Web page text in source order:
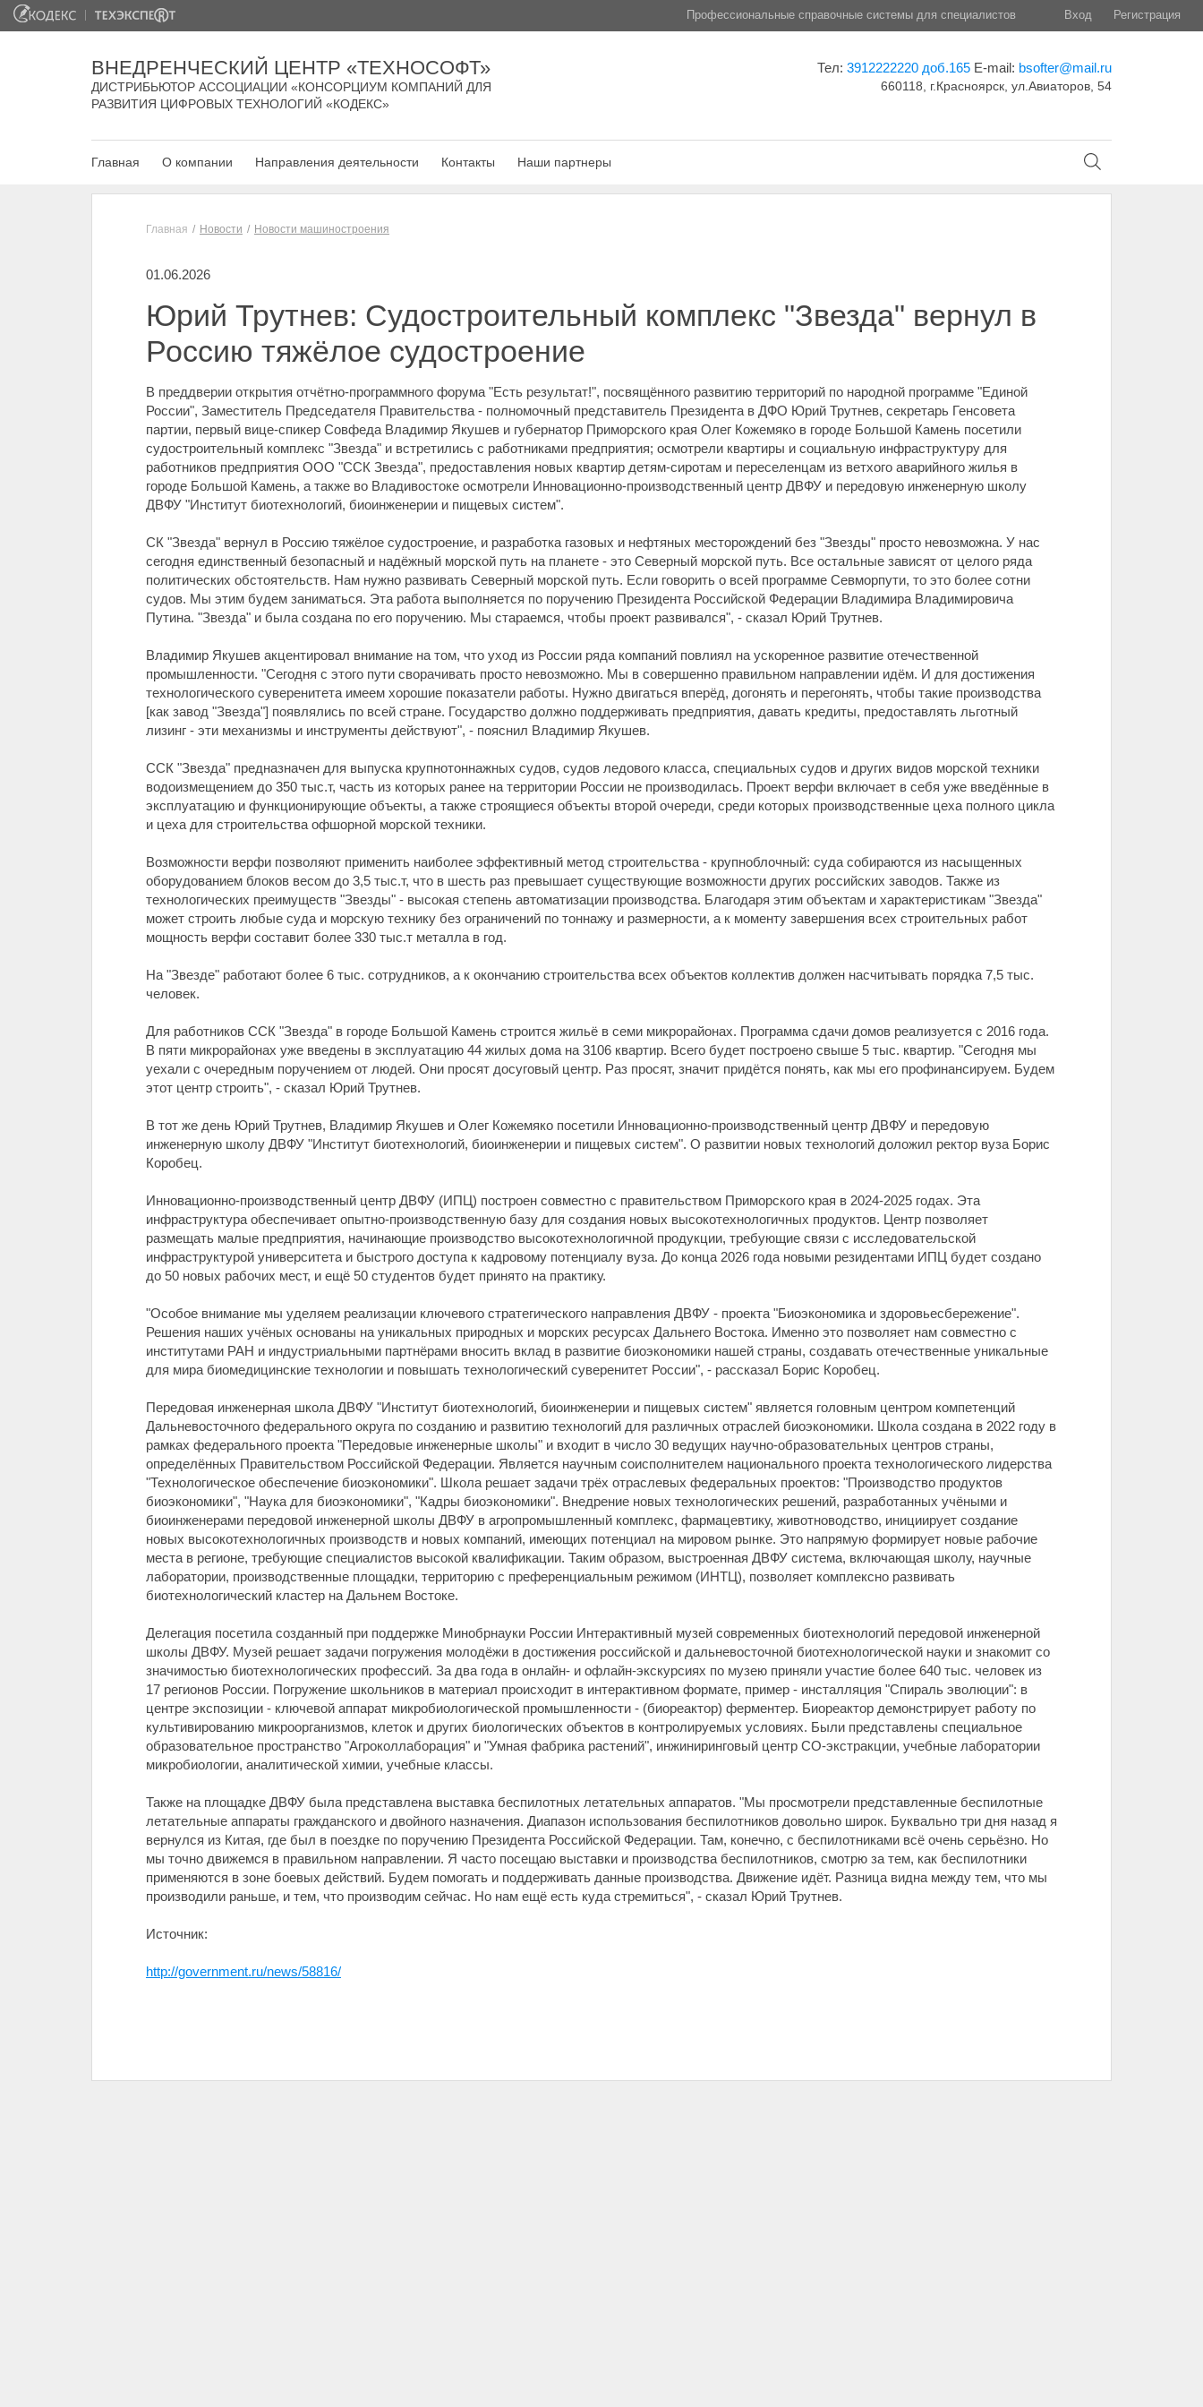
Профессиональные справочные системы для специалистов Вход Регистрация
ВНЕДРЕНЧЕСКИЙ ЦЕНТР «ТЕХНОСОФТ»
ДИСТРИБЬЮТОР АССОЦИАЦИИ «КОНСОРЦИУМ КОМПАНИЙ ДЛЯ
РАЗВИТИЯ ЦИФРОВЫХ ТЕХНОЛОГИЙ «КОДЕКС»
Тел: 3912222220 доб.165 E-mail: bsofter@mail.ru
660118, г.Красноярск, ул.Авиаторов, 54
Главная О компании Направления деятельности Контакты Наши партнеры
Главная Новости Новости машиностроения
01.06.2026
Юрий Трутнев: Судостроительный комплекс "Звезда" вернул в
Россию тяжёлое судостроение
В преддверии открытия отчётно-программного форума "Есть результат!", посвящённого развитию территорий по народной программе "Единой
России", Заместитель Председателя Правительства - полномочный представитель Президента в ДФО Юрий Трутнев, секретарь Генсовета
партии, первый вице-спикер Совфеда Владимир Якушев и губернатор Приморского края Олег Кожемяко в городе Большой Камень посетили
судостроительный комплекс "Звезда" и встретились с работниками предприятия; осмотрели квартиры и социальную инфраструктуру для
работников предприятия ООО "ССК Звезда", предоставления новых квартир детям-сиротам и переселенцам из ветхого аварийного жилья в
городе Большой Камень, а также во Владивостоке осмотрели Инновационно-производственный центр ДВФУ и передовую инженерную школу
ДВФУ "Институт биотехнологий, биоинженерии и пищевых систем".
СК "Звезда" вернул в Россию тяжёлое судостроение, и разработка газовых и нефтяных месторождений без "Звезды" просто невозможна. У нас
сегодня единственный безопасный и надёжный морской путь на планете - это Северный морской путь. Все остальные зависят от целого ряда
политических обстоятельств. Нам нужно развивать Северный морской путь. Если говорить о всей программе Севморпути, то это более сотни
судов. Мы этим будем заниматься. Эта работа выполняется по поручению Президента Российской Федерации Владимира Владимировича
Путина. "Звезда" и была создана по его поручению. Мы стараемся, чтобы проект развивался", - сказал Юрий Трутнев.
Владимир Якушев акцентировал внимание на том, что уход из России ряда компаний повлиял на ускоренное развитие отечественной
промышленности. "Сегодня с этого пути сворачивать просто невозможно. Мы в совершенно правильном направлении идём. И для достижения
технологического суверенитета имеем хорошие показатели работы. Нужно двигаться вперёд, догонять и перегонять, чтобы такие производства
[как завод "Звезда"] появлялись по всей стране. Государство должно поддерживать предприятия, давать кредиты, предоставлять льготный
лизинг - эти механизмы и инструменты действуют", - пояснил Владимир Якушев.
ССК "Звезда" предназначен для выпуска крупнотоннажных судов, судов ледового класса, специальных судов и других видов морской техники
водоизмещением до 350 тыс.т, часть из которых ранее на территории России не производилась. Проект верфи включает в себя уже введённые в
эксплуатацию и функционирующие объекты, а также строящиеся объекты второй очереди, среди которых производственные цеха полного цикла
и цеха для строительства офшорной морской техники.
Возможности верфи позволяют применить наиболее эффективный метод строительства - крупноблочный: суда собираются из насыщенных
оборудованием блоков весом до 3,5 тыс.т, что в шесть раз превышает существующие возможности других российских заводов. Также из
технологических преимуществ "Звезды" - высокая степень автоматизации производства. Благодаря этим объектам и характеристикам "Звезда"
может строить любые суда и морскую технику без ограничений по тоннажу и размерности, а к моменту завершения всех строительных работ
мощность верфи составит более 330 тыс.т металла в год.
На "Звезде" работают более 6 тыс. сотрудников, а к окончанию строительства всех объектов коллектив должен насчитывать порядка 7,5 тыс.
человек.
Для работников ССК "Звезда" в городе Большой Камень строится жильё в семи микрорайонах. Программа сдачи домов реализуется с 2016 года.
В пяти микрорайонах уже введены в эксплуатацию 44 жилых дома на 3106 квартир. Всего будет построено свыше 5 тыс. квартир. "Сегодня мы
уехали с очередным поручением от людей. Они просят досуговый центр. Раз просят, значит придётся понять, как мы его профинансируем. Будем
этот центр строить", - сказал Юрий Трутнев.
В тот же день Юрий Трутнев, Владимир Якушев и Олег Кожемяко посетили Инновационно-производственный центр ДВФУ и передовую
инженерную школу ДВФУ "Институт биотехнологий, биоинженерии и пищевых систем". О развитии новых технологий доложил ректор вуза Борис
Коробец.
Инновационно-производственный центр ДВФУ (ИПЦ) построен совместно с правительством Приморского края в 2024-2025 годах. Эта
инфраструктура обеспечивает опытно-производственную базу для создания новых высокотехнологичных продуктов. Центр позволяет
размещать малые предприятия, начинающие производство высокотехнологичной продукции, требующие связи с исследовательской
инфраструктурой университета и быстрого доступа к кадровому потенциалу вуза. До конца 2026 года новыми резидентами ИПЦ будет создано
до 50 новых рабочих мест, и ещё 50 студентов будет принято на практику.
"Особое внимание мы уделяем реализации ключевого стратегического направления ДВФУ - проекта "Биоэкономика и здоровьесбережение".
Решения наших учёных основаны на уникальных природных и морских ресурсах Дальнего Востока. Именно это позволяет нам совместно с
институтами РАН и индустриальными партнёрами вносить вклад в развитие биоэкономики нашей страны, создавать отечественные уникальные
для мира биомедицинские технологии и повышать технологический суверенитет России", - рассказал Борис Коробец.
Передовая инженерная школа ДВФУ "Институт биотехнологий, биоинженерии и пищевых систем" является головным центром компетенций
Дальневосточного федерального округа по созданию и развитию технологий для различных отраслей биоэкономики. Школа создана в 2022 году в
рамках федерального проекта "Передовые инженерные школы" и входит в число 30 ведущих научно-образовательных центров страны,
определённых Правительством Российской Федерации. Является научным соисполнителем национального проекта технологического лидерства
"Технологическое обеспечение биоэкономики". Школа решает задачи трёх отраслевых федеральных проектов: "Производство продуктов
биоэкономики", "Наука для биоэкономики", "Кадры биоэкономики". Внедрение новых технологических решений, разработанных учёными и
биоинженерами передовой инженерной школы ДВФУ в агропромышленный комплекс, фармацевтику, животноводство, инициирует создание
новых высокотехнологичных производств и новых компаний, имеющих потенциал на мировом рынке. Это напрямую формирует новые рабочие
места в регионе, требующие специалистов высокой квалификации. Таким образом, выстроенная ДВФУ система, включающая школу, научные
лаборатории, производственные площадки, территорию с преференциальным режимом (ИНТЦ), позволяет комплексно развивать
биотехнологический кластер на Дальнем Востоке.
Делегация посетила созданный при поддержке Минобрнауки России Интерактивный музей современных биотехнологий передовой инженерной
школы ДВФУ. Музей решает задачи погружения молодёжи в достижения российской и дальневосточной биотехнологической науки и знакомит со
значимостью биотехнологических профессий. За два года в онлайн- и офлайн-экскурсиях по музею приняли участие более 640 тыс. человек из
17 регионов России. Погружение школьников в материал происходит в интерактивном формате, пример - инсталляция "Спираль эволюции": в
центре экспозиции - ключевой аппарат микробиологической промышленности - (биореактор) ферментер. Биореактор демонстрирует работу по
культивированию микроорганизмов, клеток и других биологических объектов в контролируемых условиях. Были представлены специальное
образовательное пространство "Агроколлаборация" и "Умная фабрика растений", инжиниринговый центр СО-экстракции, учебные лаборатории
микробиологии, аналитической химии, учебные классы.
Также на площадке ДВФУ была представлена выставка беспилотных летательных аппаратов. "Мы просмотрели представленные беспилотные
летательные аппараты гражданского и двойного назначения. Диапазон использования беспилотников довольно широк. Буквально три дня назад я
вернулся из Китая, где был в поездке по поручению Президента Российской Федерации. Там, конечно, с беспилотниками всё очень серьёзно. Но
мы точно движемся в правильном направлении. Я часто посещаю выставки и производства беспилотников, смотрю за тем, как беспилотники
применяются в зоне боевых действий. Будем помогать и поддерживать данные производства. Движение идёт. Разница видна между тем, что мы
производили раньше, и тем, что производим сейчас. Но нам ещё есть куда стремиться", - сказал Юрий Трутнев.
Источник:
http://government.ru/news/58816/